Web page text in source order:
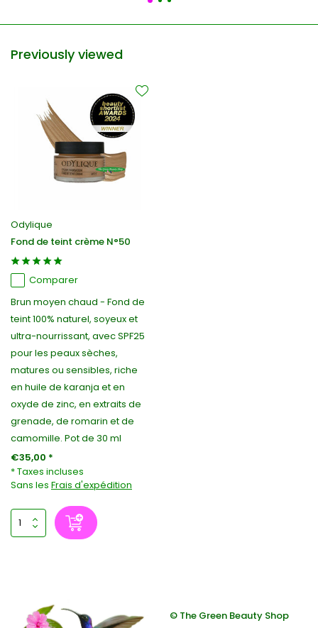
Previously viewed
Odylique
Fond de teint crème N°50
Comparer
Brun moyen chaud - Fond de
teint 100% naturel, soyeux et
ultra-nourrissant, avec SPF25
pour les peaux sèches,
matures ou sensibles, riche
en huile de karanja et en
oxyde de zinc, en extraits de
grenade, de romarin et de
camomille. Pot de 30 ml
€35,00 *
* Taxes incluses
Sans les Frais d'expédition
© The Green Beauty Shop